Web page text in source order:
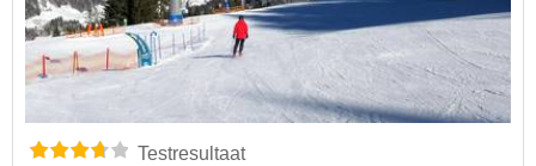
Testresultaat